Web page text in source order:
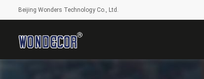
Beijing Wonders Technology Co., Ltd.